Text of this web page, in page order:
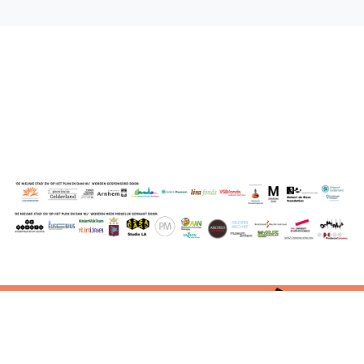
Werk 3 –Tunnelvisie, opstapeling en vitamine D
Bij de Inground cities is de gedachtegang om zo min
mogelijk ruimte in te nemen van de natuur. En , in plaats van
diepste van de aarde. Op het eerste gezicht lijken deze